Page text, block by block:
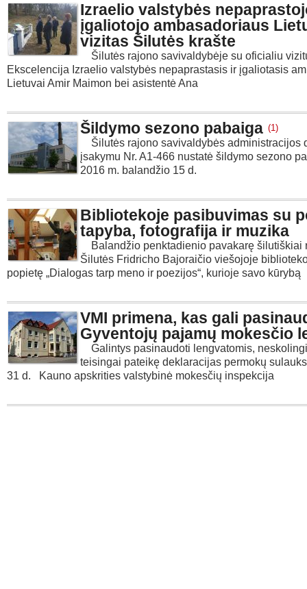
Izraelio valstybės
įgaliotojo ambasadoriaus
vizitas Šilutės krašte
Šilutės rajono savivaldybėje su oficialiu
Ekscelencija Izraelio valstybės nepaprastasis ir įgaliotasis
Lietuvai Amir Maimon bei asistentė Ana
Šildymo sezono pabaiga (1)
Šilutės rajono savivaldybės administracijos
įsakymu Nr. A1-466 nustatė šildymo sezono
2016 m. balandžio 15 d.
Bibliotekoje pasibuvimas su
tapyba, fotografija ir muzika
Balandžio penktadienio pavakarę šilutiškiai
Šilutės Fridricho Bajoraičio viešojoje
popietę „Dialogas tarp meno ir poezijos“, kurioje savo kūrybą
VMI primena, kas gali
Gyventojų pajamų mokesčio
Galintys pasinaudoti lengvatomis,
teisingai pateikę deklaracijas permokų
31 d. Kauno apskrities valstybinė mokesčių inspekcija